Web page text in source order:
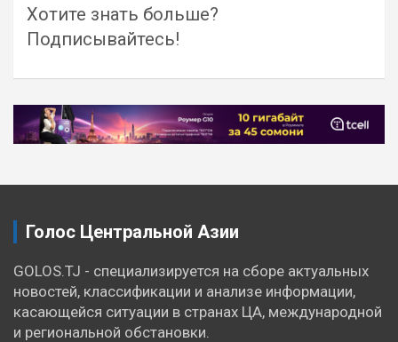
Хотите знать больше?
Подписывайтесь!
Навигация
по
Голос Центральной Азии
GOLOS.TJ - специализируется на сборе актуальных
новостей, классификации и анализе информации,
касающейся ситуации в странах ЦА, международной
и региональной обстановки.